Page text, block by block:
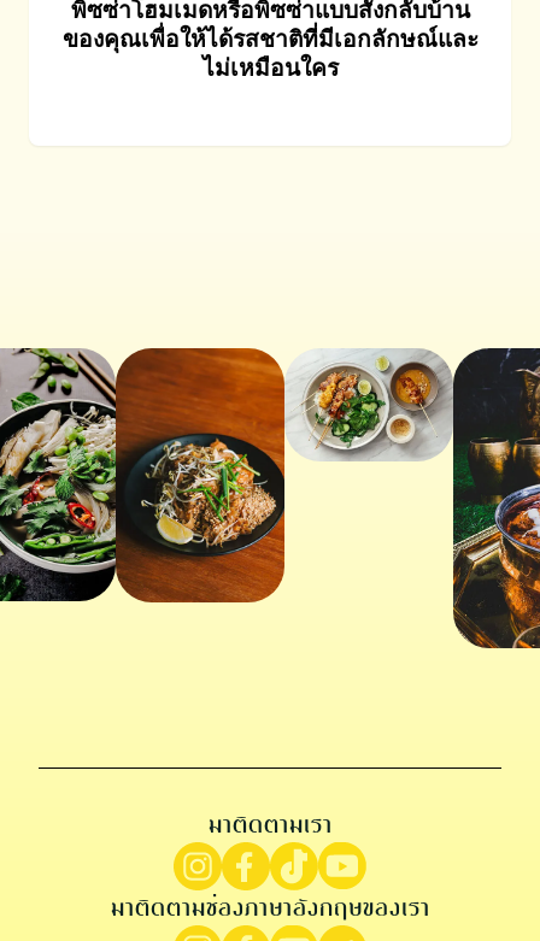
พิซซ่าโฮมเมดหรือพิซซ่าแบบสั่งกลับบ้าน
ของคุณเพื่อให้ได้รสชาติที่มีเอกลักษณ์และ
ไม่เหมือนใคร
มาติดตามเรา
มาติดตามช่องภาษาอังกฤษของเรา